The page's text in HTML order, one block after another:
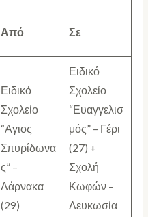
Από Σε
Ειδικό
Σχολείο
“Αγιος
Σπυρίδωνα
ς” –
Λάρνακα
(29)
Ειδικό
Σχολείο
“Ευαγγελισ
μός” – Γέρι
(27) +
Σχολή
Κωφών –
Λευκωσία